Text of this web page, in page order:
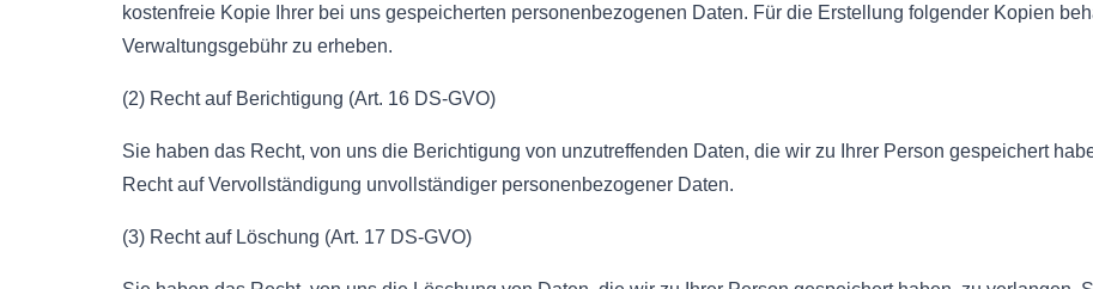
kostenfreie Kopie Ihrer bei uns gespeicherten personenbezogenen Daten. Für die Erstellung folgender Kopien
Verwaltungsgebühr zu erheben.
(2) Recht auf Berichtigung (Art. 16 DS-GVO)
Sie haben das Recht, von uns die Berichtigung von unzutreffenden Daten, die wir zu Ihrer Person gespeichert
Recht auf Vervollständigung unvollständiger personenbezogener Daten.
(3) Recht auf Löschung (Art. 17 DS-GVO)